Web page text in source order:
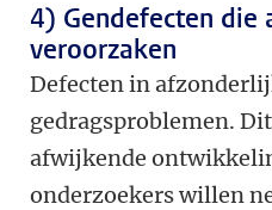
4) Gendefecten die
veroorzaken
Defecten in
gedragsproblemen.
afwijkende
onderzoekers willen